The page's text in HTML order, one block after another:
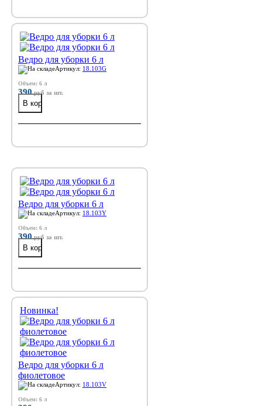
Ведро для уборки 6 л
Артикул: 18.103G
Объем: 6 л
390руб за шт.
Ведро для уборки 6 л
Артикул: 18.103Y
Объем: 6 л
390руб за шт.
Новинка!
Ведро для уборки 6 л
фиолетовое
Артикул: 18.103V
Объем: 6 л